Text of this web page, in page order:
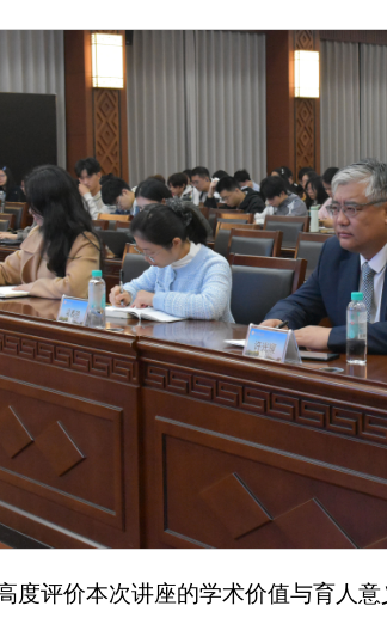
度评价本次讲座的学术价值与育人